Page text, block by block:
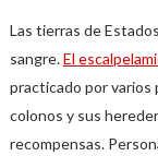
Las tierras de
sangre.El
practicado por varios
colonos y sus
recompensas.